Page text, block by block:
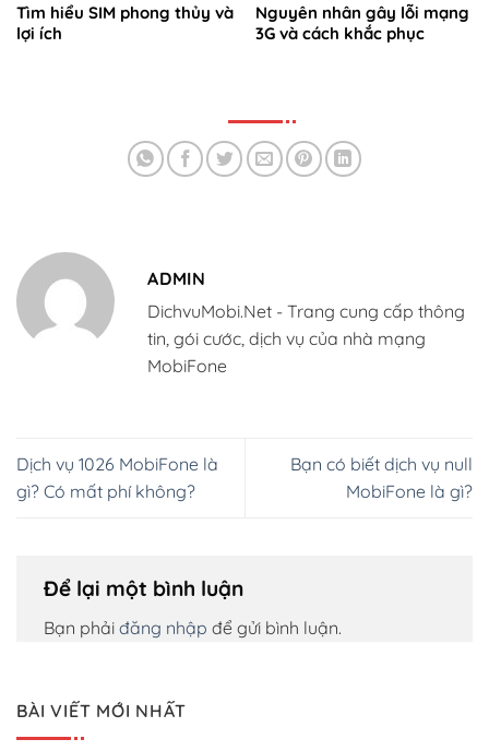
Tìm hiểu SIM phong thủy và
lợi ích
Nguyên nhân gây lỗi mạng
3G và cách khắc phục
ADMIN
DichvuMobi.Net - Trang cung cấp thông
tin, gói cước, dịch vụ của nhà mạng
MobiFone
Dịch vụ 1026 MobiFone là
gì? Có mất phí không?
Bạn có biết dịch vụ null
MobiFone là gì?
Để lại một bình luận
Bạn phải đăng nhập để gửi bình luận.
BÀI VIẾT MỚI NHẤT